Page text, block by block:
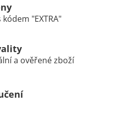
"EXTRA"
a ověřené zboží